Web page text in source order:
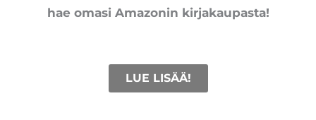
hae omasi Amazonin kirjakaupasta!
LUE LISÄÄ!